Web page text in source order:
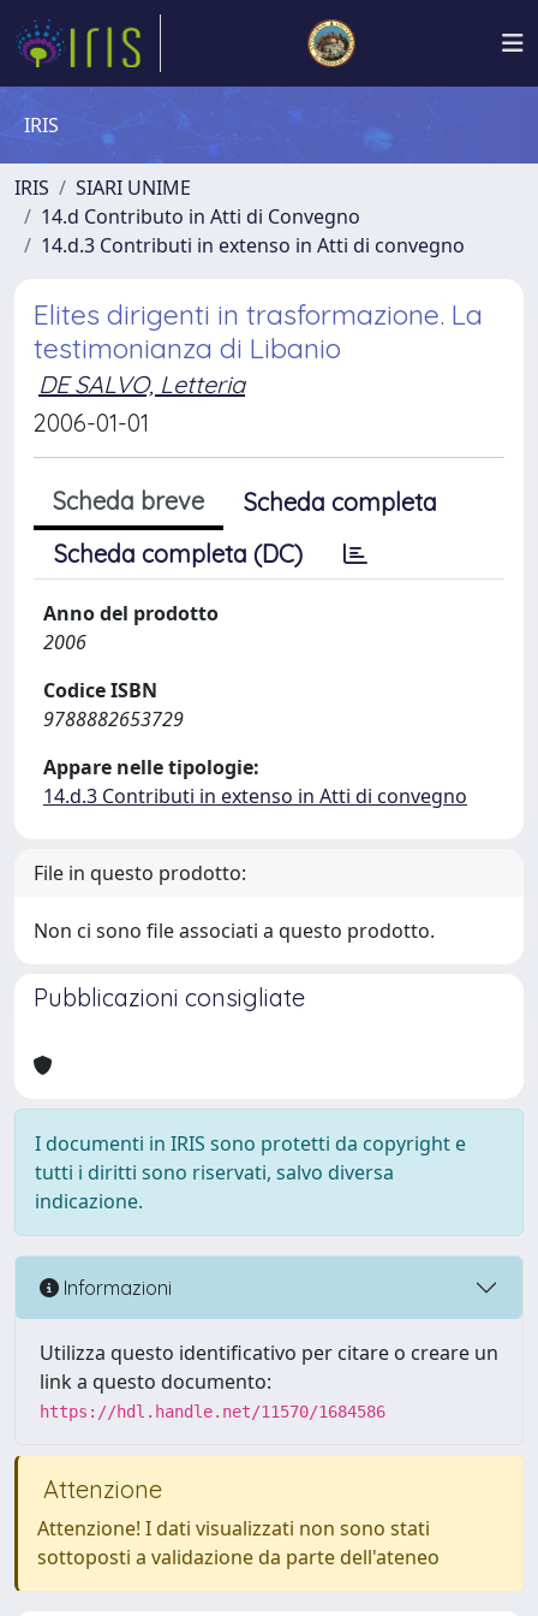
IRIS
IRIS
SIARI UNIME
14.d Contributo in Atti di Convegno
14.d.3 Contributi in extenso in Atti di convegno
Elites dirigenti in trasformazione. La
testimonianza di Libanio
DE SALVO, Letteria
2006-01-01
Scheda breve
Scheda completa
Scheda completa (DC)
Anno del prodotto
2006
Codice ISBN
9788882653729
Appare nelle tipologie:
14.d.3 Contributi in extenso in Atti di convegno
File in questo prodotto:
Non ci sono file associati a questo prodotto.
Pubblicazioni consigliate
I documenti in IRIS sono protetti da copyright e
tutti i diritti sono riservati, salvo diversa
indicazione.
Informazioni
Utilizza questo identificativo per citare o creare un
link a questo documento:
https://hdl.handle.net/11570/1684586
Attenzione
Attenzione! I dati visualizzati non sono stati
sottoposti a validazione da parte dell'ateneo